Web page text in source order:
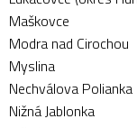
Maškovce
Modra nad Cirochou
Myslina
Nechválova Polianka
Nižná Jablonka